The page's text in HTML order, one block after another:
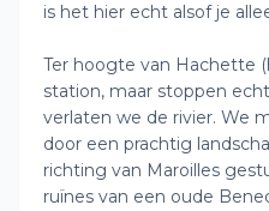
is het hier echt alsof je
Ter hoogte van Hachette
station, maar stoppen
verlaten we de rivier. We
door een prachtig
richting van Maroilles
ruïnes van een oude